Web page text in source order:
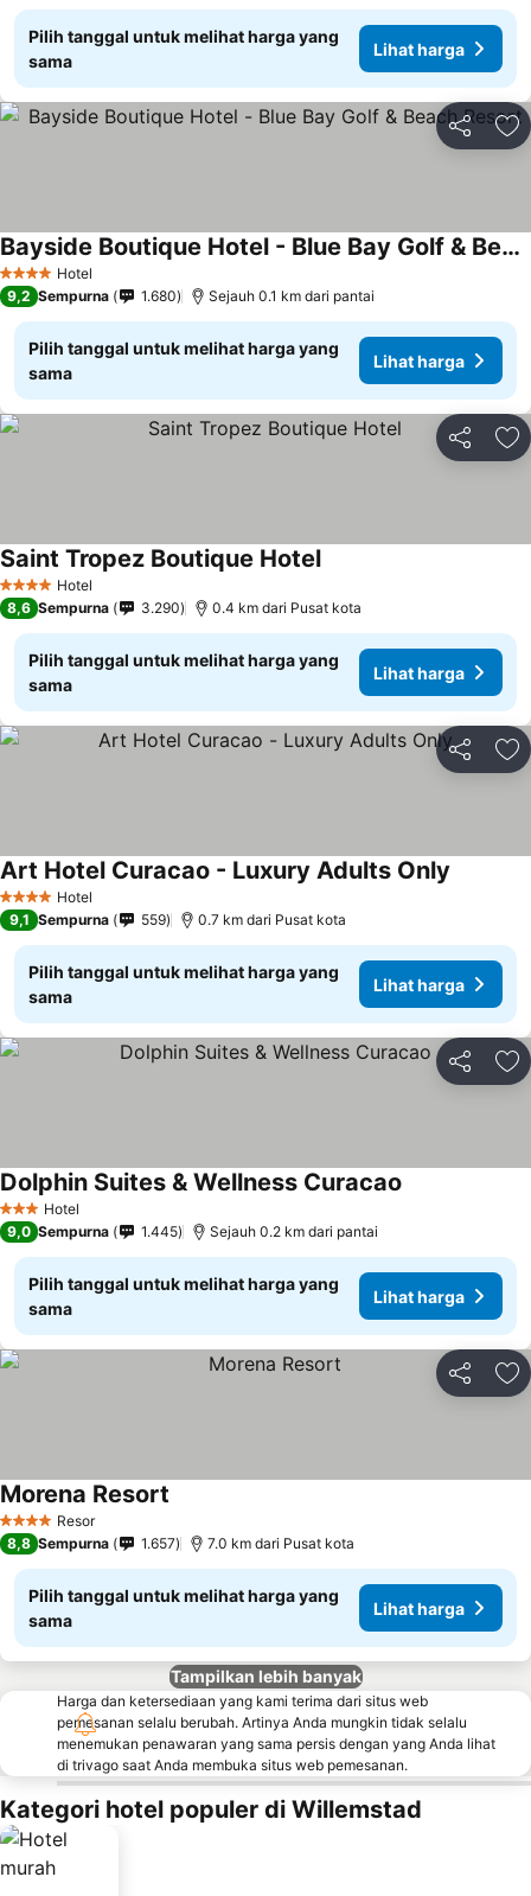
Pilih tanggal untuk melihat harga yang
sama
Lihat harga
Bagikan
4 BintangHotel
Bayside Boutique Hotel - Blue Bay Golf & Beach Resort
9,2 Sempurna 1.680 Sejauh 0.1 km dari pantai
Pilih tanggal untuk melihat harga yang
sama
Lihat harga
Bagikan
4 BintangHotel
Saint Tropez Boutique Hotel
8,6 Sempurna 3.290 0.4 km dari Pusat kota
Pilih tanggal untuk melihat harga yang
sama
Lihat harga
Bagikan
4 BintangHotel
Art Hotel Curacao - Luxury Adults Only
9,1 Sempurna 559 0.7 km dari Pusat kota
Pilih tanggal untuk melihat harga yang
sama
Lihat harga
Bagikan
3 BintangHotel
Dolphin Suites & Wellness Curacao
9,0 Sempurna 1.445 Sejauh 0.2 km dari pantai
Pilih tanggal untuk melihat harga yang
sama
Lihat harga
Bagikan
4 BintangResor
Morena Resort
8,8 Sempurna 1.657 7.0 km dari Pusat kota
Pilih tanggal untuk melihat harga yang
sama
Lihat harga
Tampilkan lebih banyak
Harga dan ketersediaan yang kami terima dari situs web
pemesanan selalu berubah. Artinya Anda mungkin tidak selalu
menemukan penawaran yang sama persis dengan yang Anda lihat
di trivago saat Anda membuka situs web pemesanan.
Kategori hotel populer di Willemstad